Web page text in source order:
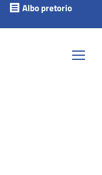
Albo pretorio